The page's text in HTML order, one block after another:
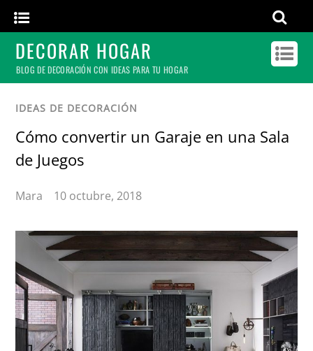
DECORAR HOGAR
BLOG DE DECORACIÓN CON IDEAS PARA TU HOGAR
IDEAS DE DECORACIÓN
Cómo convertir un Garaje en una Sala
de Juegos
Mara 10 octubre, 2018